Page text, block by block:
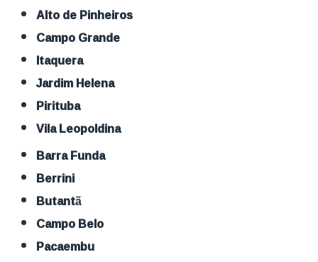
Alto de Pinheiros
Campo Grande
Itaquera
Jardim Helena
Pirituba
Vila Leopoldina
Barra Funda
Berrini
Butantã
Campo Belo
Pacaembu